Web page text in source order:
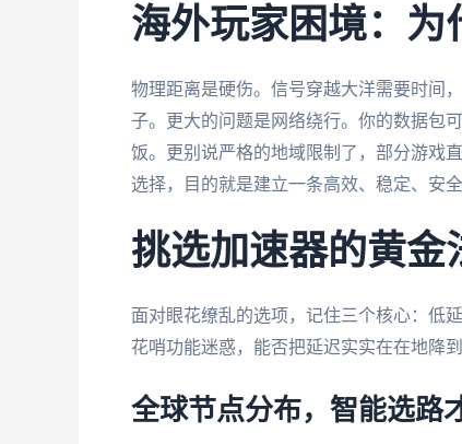
海外玩家困境：为
物理距离是硬伤。信号穿越大洋需要时间
子。更大的问题是网络绕行。你的数据包
饭。更别说严格的地域限制了，部分游戏
选择，目的就是建立一条高效、稳定、安全
挑选加速器的黄金
面对眼花缭乱的选项，记住三个核心：低
花哨功能迷惑，能否把延迟实实在在地降到
全球节点分布，智能选路